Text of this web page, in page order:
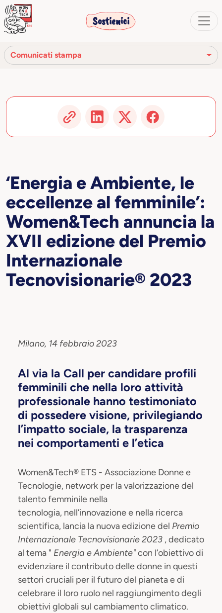
Sostienici
Comunicati stampa
‘Energia e Ambiente, le
eccellenze al femminile’:
Women&Tech annuncia la
XVII edizione del Premio
Internazionale
Tecnovisionarie® 2023
Milano, 14 febbraio 2023
Al via la Call per candidare profili
femminili che nella loro attività
professionale hanno testimoniato
di possedere visione, privilegiando
l’impatto sociale, la trasparenza
nei comportamenti e l’etica
Women&Tech® ETS - Associazione Donne e
Tecnologie, network per la valorizzazione del
talento femminile nella
tecnologia, nell’innovazione e nella ricerca
scientifica, lancia la nuova edizione del Premio
Internazionale Tecnovisionarie 2023 , dedicato
al tema " Energia e Ambiente"con l’obiettivo di
evidenziare il contributo delle donne in questi
settori cruciali per il futuro del pianeta e di
celebrare il loro ruolo nel raggiungimento degli
obiettivi globali sul cambiamento climatico.